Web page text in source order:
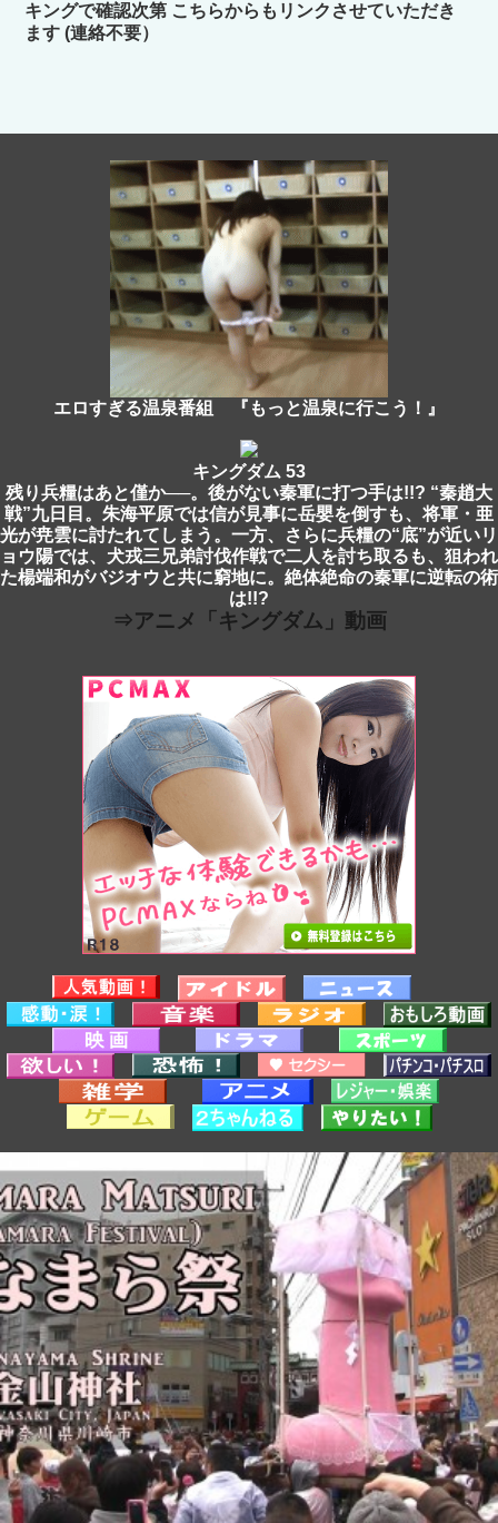
キングで確認次第 こちらからもリンクさせていただき
ます (連絡不要）
エロすぎる温泉番組 『もっと温泉に行こう！』
キングダム 53
残り兵糧はあと僅か──。後がない秦軍に打つ手は!!? “秦趙大
戦”九日目。朱海平原では信が見事に岳嬰を倒すも、将軍・亜
光が尭雲に討たれてしまう。一方、さらに兵糧の“底”が近いリ
ョウ陽では、犬戎三兄弟討伐作戦で二人を討ち取るも、狙われ
た楊端和がバジオウと共に窮地に。絶体絶命の秦軍に逆転の術
は!!?
⇒アニメ「キングダム」動画